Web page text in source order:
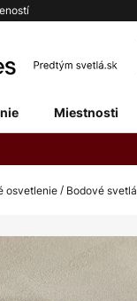
Miestnosti
osvetlenie Bodové svetlá